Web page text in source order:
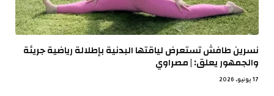
نسرين طافش تستعرض لياقتها البدنية بإطلالة رياضية جريئة
والجمهور يعلق: | مصراوي
17 يونيو، 2026